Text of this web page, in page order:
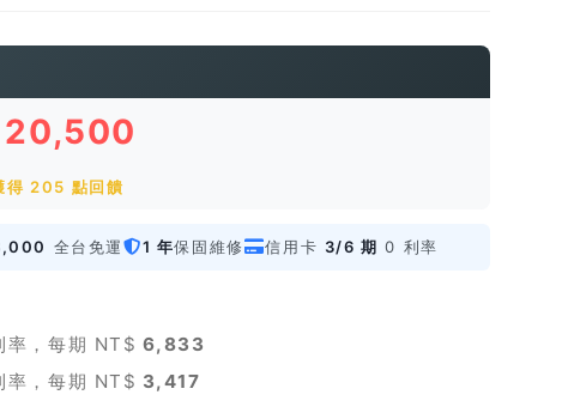
20,500
得 205 點回饋
全台免運 1 年保固維修 信用卡 3/6 期 0 利率
率，每期 NT$ 6,833
率，每期 NT$ 3,417